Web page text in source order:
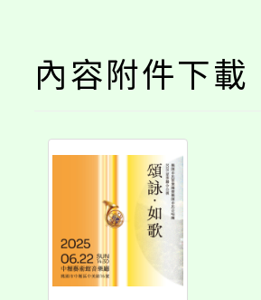
內容附件下載